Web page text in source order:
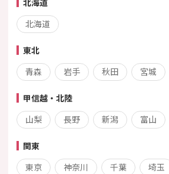
北海道
東北
青森
岩手 秋田 宮城
甲信越・北陸
山梨
長野 新潟 富山
関東
東京
神奈川 千葉 埼玉